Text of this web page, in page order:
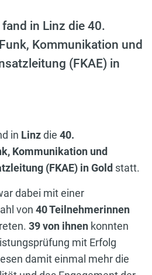
in Linz die 40.
Kommunikation und
(FKAE) in
in Linzdie 40.
Kommunikation und
(FKAE) in Gold statt.
dabei mit einer
von 40 Teilnehmerinnen
39 von ihnen konnten
mit Erfolg
damit einmal mehr die